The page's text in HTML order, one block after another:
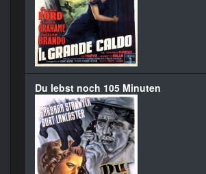
Du lebst noch 105 Minuten